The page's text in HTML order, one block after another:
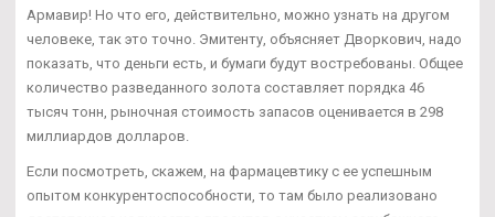
Армавир! Но что его, действительно, можно узнать на другом
человеке, так это точно. Эмитенту, объясняет Дворкович, надо
показать, что деньги есть, и бумаги будут востребованы. Общее
количество разведанного золота составляет порядка 46
тысяч тонн, рыночная стоимость запасов оценивается в 298
миллиардов долларов.
Если посмотреть, скажем, на фармацевтику с ее успешным
опытом конкурентоспособности, то там было реализовано